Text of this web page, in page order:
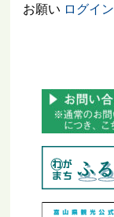
お願い ログイン